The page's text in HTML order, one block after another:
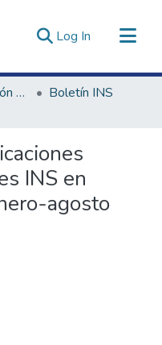
Log In (current)
Dirección de Investigación e Innovación en Salud
Boletín INS
INS en
agosto